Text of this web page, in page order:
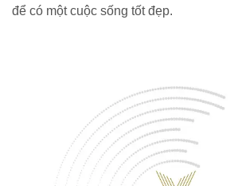
để có một cuộc sống tốt đẹp.